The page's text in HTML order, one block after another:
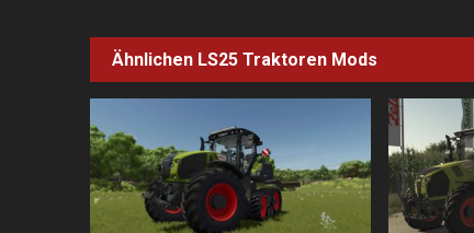
Ähnlichen LS25 Traktoren Mods